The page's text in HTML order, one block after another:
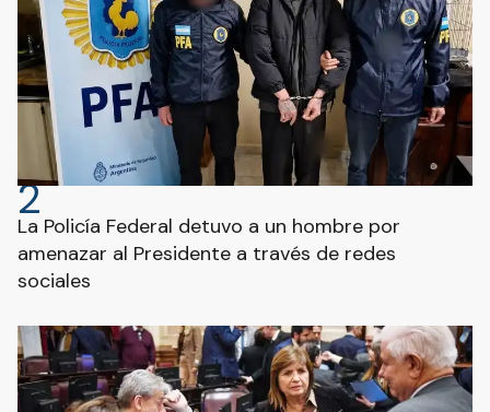
2
La Policía Federal detuvo a un hombre por
amenazar al Presidente a través de redes
sociales